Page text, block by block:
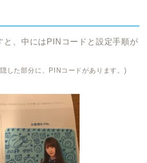
と、中にはPINコードと設定手順が
した部分に、PINコードがあります。)